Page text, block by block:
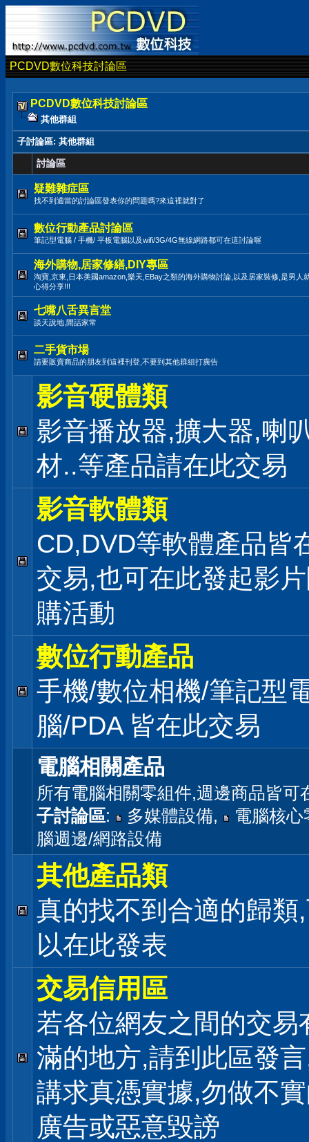
PCDVD數位科技討論區
PCDVD數位科技討論區
其他群組
子討論區: 其他群組
討論區
疑難雜症區
找不到適當的討論區發表你的問題嗎?來這裡就對了
數位行動產品討論區
筆記型電腦 / 手機/ 平板電腦以及wifi/3G/4G無線網路都可在這討論喔
海外購物,居家修繕,DIY專區
淘寶,京東,日本美國amazon,樂天,EBay之類的海外購物討論,以及居家裝修,是男人
心得分享!!!
七嘴八舌異言堂
談天說地,閒話家常
二手貨市場
請要販賣商品的朋友到這裡刊登,不要到其他群組打廣告
影音硬體類
影音播放器,擴大器,喇
材..等產品請在此交易
影音軟體類
CD,DVD等軟體產品皆
交易,也可在此發起影
購活動
數位行動產品
手機/數位相機/筆記型
腦/PDA 皆在此交易
電腦相關產品
所有電腦相關零組件,週邊商品皆可
子討論區: 多媒體設備,
電腦核心
腦週邊/網路設備
其他產品類
真的找不到合適的歸類
以在此發表
交易信用區
若各位網友之間的交易
滿的地方,請到此區發
講求真憑實據,勿做不
廣告或惡意毀謗